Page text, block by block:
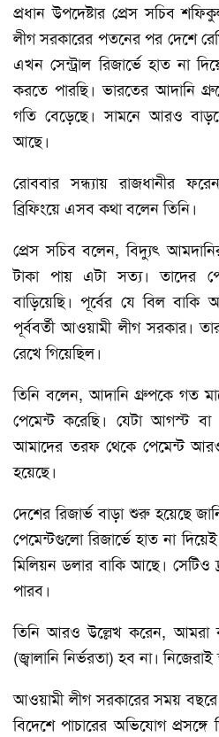
প্রধান উপদেষ্টার প্রেস সচিব
লীগ সরকারের পতনের পর দেশে
এখন সেন্ট্রাল রিজার্ভে হাত না
করতে পারছি। ভারতের আদানি
গতি বেড়েছে। সামনে আরও
আছে।
রোববার সন্ধ্যায় রাজধানীর
ব্রিফিংয়ে এসব কথা বলেন তিনি।
প্রেস সচিব বলেন, বিদ্যুৎ
টাকা পায় এটা সত্য। তাদের
বাড়িয়েছি। পূর্বের যে বিল
পূর্ববর্তী আওয়ামী লীগ সরকার।
রেখে গিয়েছিল।
তিনি বলেন, আদানি গ্রুপকে গত
পেমেন্ট করেছি। যেটা আগস্ট বা
আমাদের তরফ থেকে পেমেন্ট
হয়েছে।
দেশের রিজার্ভ বাড়া শুরু হয়েছে
পেমেন্টগুলো রিজার্ভে হাত না
মিলিয়ন ডলার বাকি আছে।
পারব।
তিনি আরও উল্লেখ করেন, আমরা
(জ্বালানি নির্ভরতা) হব না। নিজেরাই
আওয়ামী লীগ সরকারের সময়
বিদেশে পাচারের অভিযোগ